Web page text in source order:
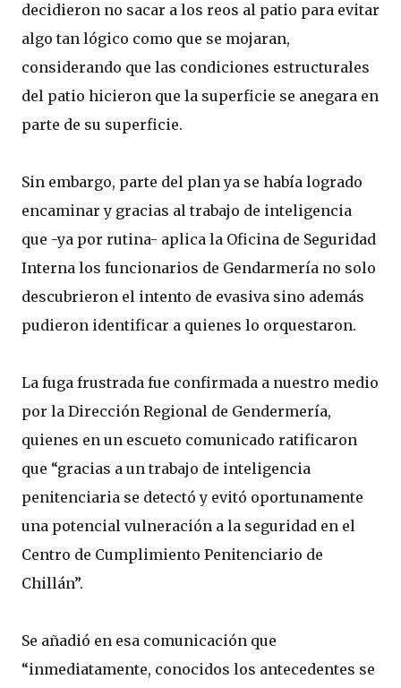
decidieron no sacar a los reos al patio para evitar
algo tan lógico como que se mojaran,
considerando que las condiciones estructurales
del patio hicieron que la superficie se anegara en
parte de su superficie.
Sin embargo, parte del plan ya se había logrado
encaminar y gracias al trabajo de inteligencia
que -ya por rutina- aplica la Oficina de Seguridad
Interna los funcionarios de Gendarmería no solo
descubrieron el intento de evasiva sino además
pudieron identificar a quienes lo orquestaron.
La fuga frustrada fue confirmada a nuestro medio
por la Dirección Regional de Gendermería,
quienes en un escueto comunicado ratificaron
que “gracias a un trabajo de inteligencia
penitenciaria se detectó y evitó oportunamente
una potencial vulneración a la seguridad en el
Centro de Cumplimiento Penitenciario de
Chillán”.
Se añadió en esa comunicación que
“inmediatamente, conocidos los antecedentes se